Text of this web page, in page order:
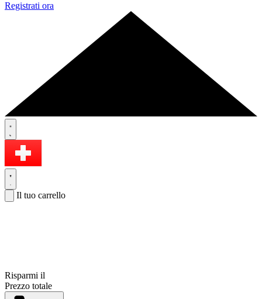
Registrati ora
Il tuo carrello
Risparmi il
Prezzo totale